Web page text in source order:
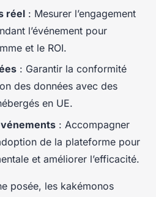
réel : Mesurer l’engagement
l’événement pour
et le ROI.
: Garantir la conformité
des données avec des
en UE.
: Accompagner
de la plateforme pour
et améliorer l’efficacité.
posée, les kakémonos